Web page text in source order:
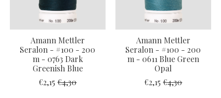
Amann Mettler
Seralon - #100 - 200
m - 0763 Dark
Greenish Blue
€2,15 €4,30
Amann Mettler
Seralon - #100 - 200
m - 0611 Blue Green
Opal
€2,15 €4,30